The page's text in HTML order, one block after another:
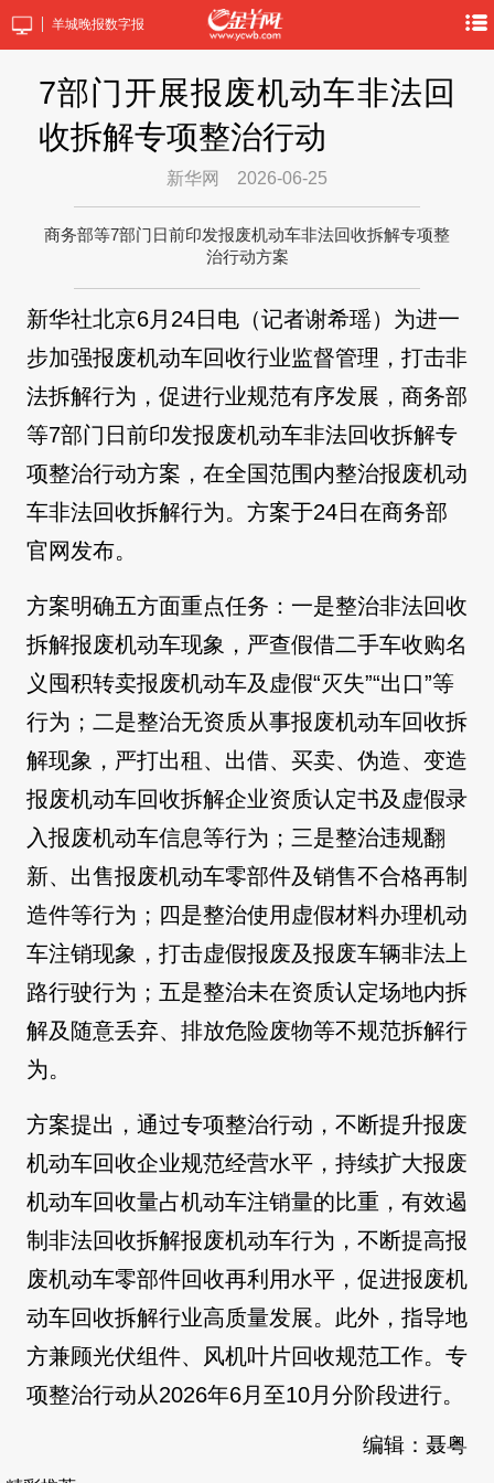
羊城晚报数字报
7部门开展报废机动车非法回
收拆解专项整治行动
新华网 2026-06-25
商务部等7部门日前印发报废机动车非法回收拆解专项整
治行动方案
新华社北京6月24日电（记者谢希瑶）为进一
步加强报废机动车回收行业监督管理，打击非
法拆解行为，促进行业规范有序发展，商务部
等7部门日前印发报废机动车非法回收拆解专
项整治行动方案，在全国范围内整治报废机动
车非法回收拆解行为。方案于24日在商务部
官网发布。
方案明确五方面重点任务：一是整治非法回收
拆解报废机动车现象，严查假借二手车收购名
义囤积转卖报废机动车及虚假“灭失”“出口”等
行为；二是整治无资质从事报废机动车回收拆
解现象，严打出租、出借、买卖、伪造、变造
报废机动车回收拆解企业资质认定书及虚假录
入报废机动车信息等行为；三是整治违规翻
新、出售报废机动车零部件及销售不合格再制
造件等行为；四是整治使用虚假材料办理机动
车注销现象，打击虚假报废及报废车辆非法上
路行驶行为；五是整治未在资质认定场地内拆
解及随意丢弃、排放危险废物等不规范拆解行
为。
方案提出，通过专项整治行动，不断提升报废
机动车回收企业规范经营水平，持续扩大报废
机动车回收量占机动车注销量的比重，有效遏
制非法回收拆解报废机动车行为，不断提高报
废机动车零部件回收再利用水平，促进报废机
动车回收拆解行业高质量发展。此外，指导地
方兼顾光伏组件、风机叶片回收规范工作。专
项整治行动从2026年6月至10月分阶段进行。
编辑：聂粤